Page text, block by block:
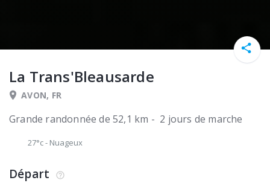
La Trans'Bleausarde
AVON, FR
Grande randonnée de 52,1 km - 2 jours de marche
27°c- Nuageux
Départ